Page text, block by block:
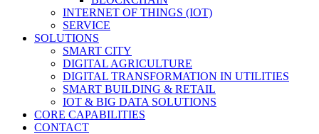
INTERNET OF THINGS (IOT)
SERVICE
SOLUTIONS
SMART CITY
DIGITAL AGRICULTURE
DIGITAL TRANSFORMATION IN UTILITIES
SMART BUILDING & RETAIL
IOT & BIG DATA SOLUTIONS
CORE CAPABILITIES
CONTACT